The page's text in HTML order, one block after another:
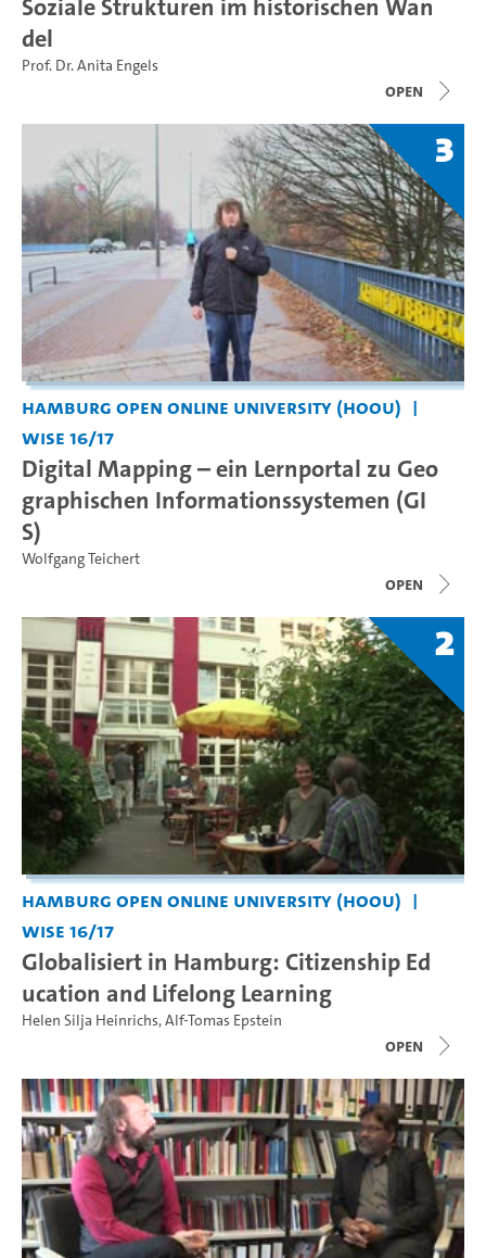
Soziale Strukturen im historischen Wan
del
Prof. Dr. Anita Engels
open
3
Hamburg Open Online University (HOOU)
WiSe 16/17
Digital Mapping – ein Lernportal zu Geo
graphischen Informationssystemen (GI
S)
Wolfgang Teichert
open
2
Hamburg Open Online University (HOOU)
WiSe 16/17
Globalisiert in Hamburg: Citizenship Ed
ucation and Lifelong Learning
Helen Silja Heinrichs,Alf-Tomas Epstein
open